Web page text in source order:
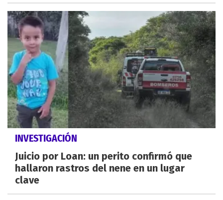
INVESTIGACIÓN
Juicio por Loan: un perito confirmó que
hallaron rastros del nene en un lugar
clave